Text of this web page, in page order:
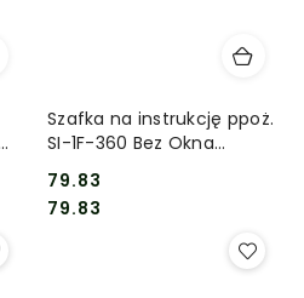
Szafka na instrukcję ppoż.
SI-1F-360 Bez Okna
BOSCH
Cena:
79.83
Cena:
79.83